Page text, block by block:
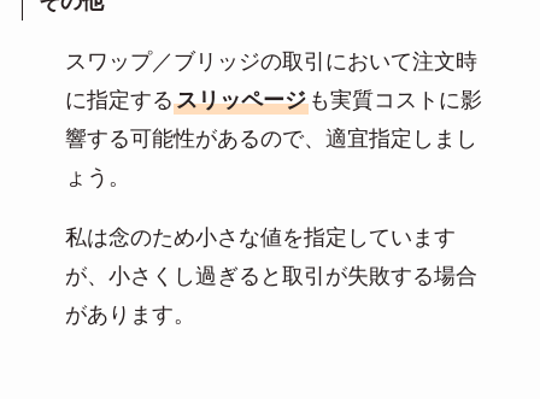
スワップ／ブリッジの取引において注文時
に指定するスリッページも実質コストに影
響する可能性があるので、適宜指定しまし
ょう。
私は念のため小さな値を指定しています
が、小さくし過ぎると取引が失敗する場合
があります。